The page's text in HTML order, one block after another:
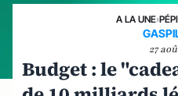
A LA UNE›
27
Budget : le